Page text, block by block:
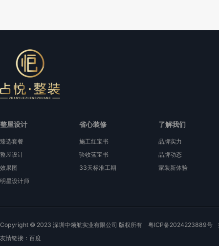
整屋设计
臻选套餐
整屋设计
效果图
明星设计师
省心装修
施工红宝书
验收蓝宝书
33天标准工期
了解我们
品牌实力
品牌动态
家装新体验
Copyright © 2023 深圳中领航实业有限公司 版权所有 粤ICP备2024223889号
友情链接： 百度